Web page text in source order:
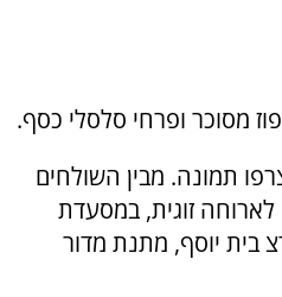
מסוכר ופרחי סלסלי כסף.
תמונה. מבין השולחים
לארוחה זוגית, במסעדת
בית יוסף, מתנת מדור